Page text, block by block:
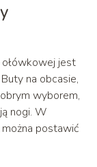
jest
na obcasie,
wyborem,
nogi. W
postawić